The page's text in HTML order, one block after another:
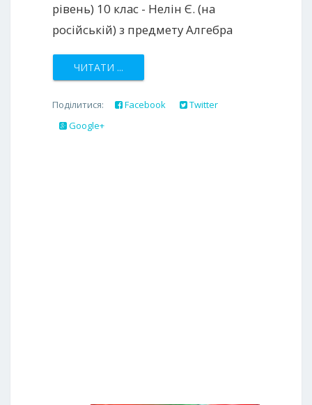
рівень) 10 клас - Нелін Є. (на
російській) з предмету Алгебра
ЧИТАТИ ...
Поділитися: Facebook
Twitter
Google+